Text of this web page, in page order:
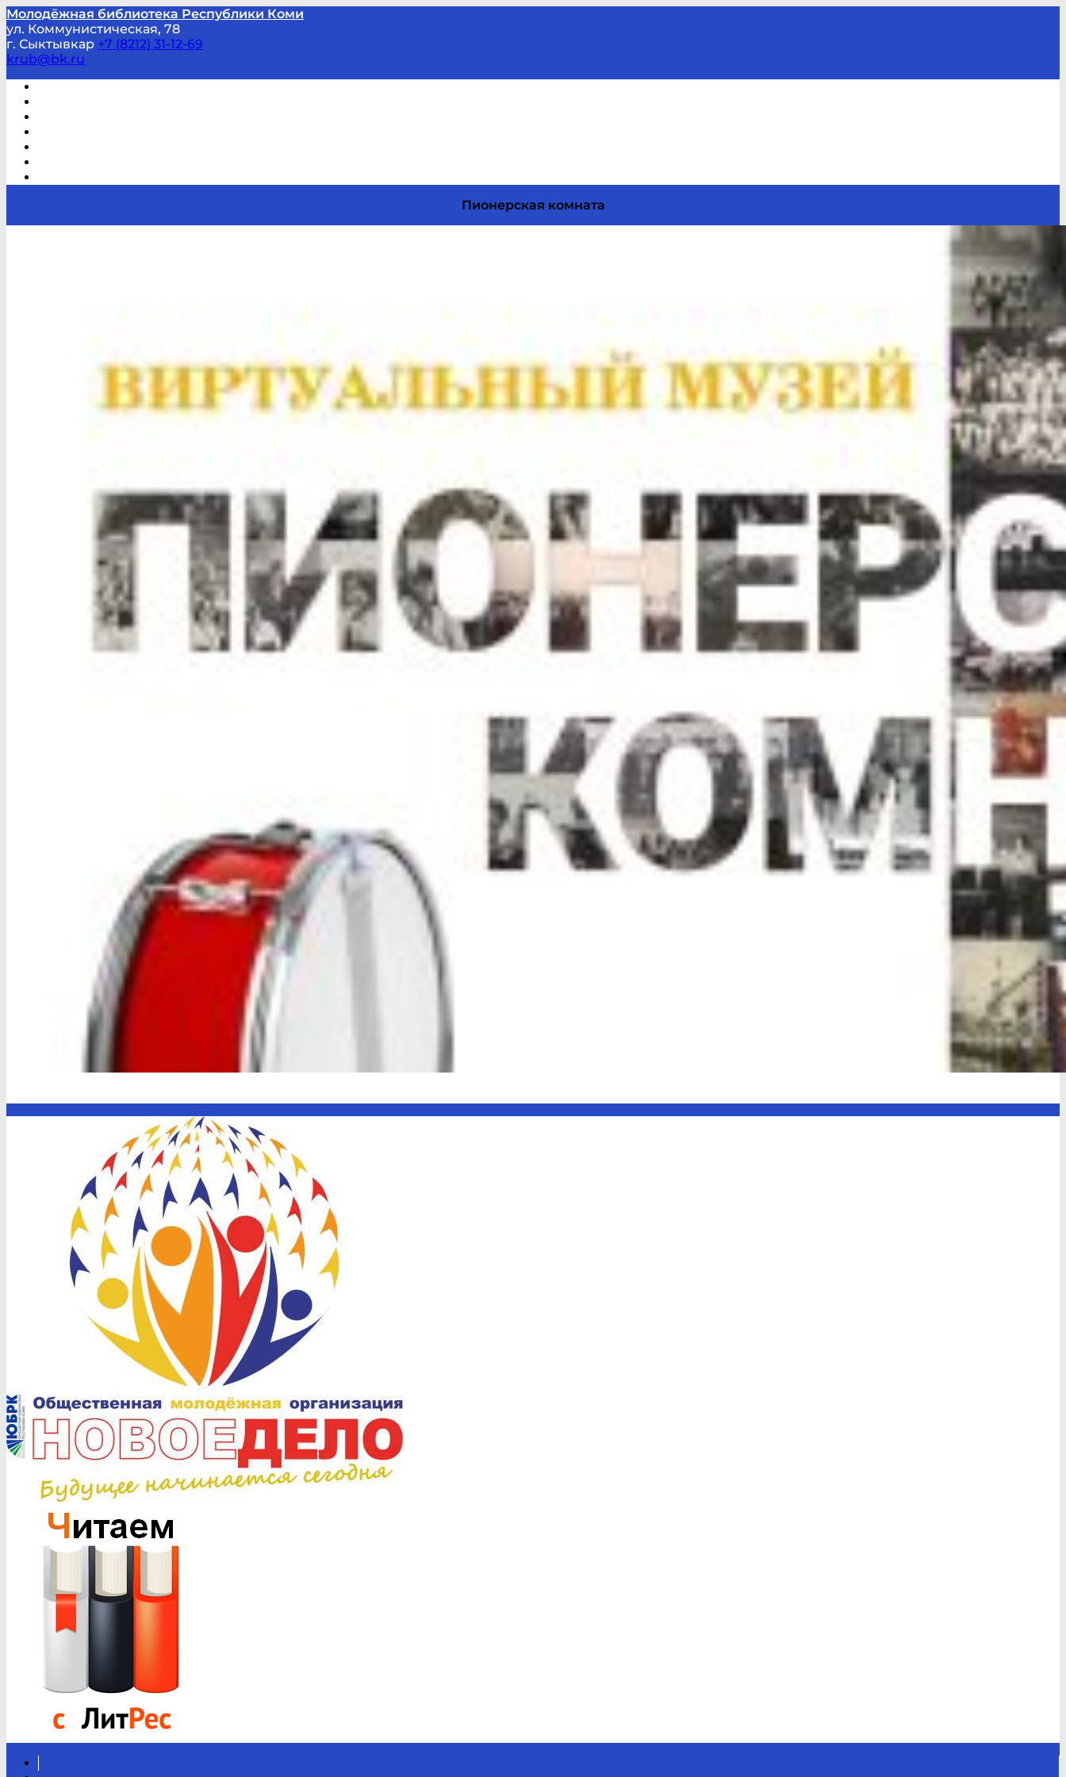
Молодёжная библиотека Республики Коми
ул. Коммунистическая, 78
г. Сыктывкар +7 (8212) 31-12-69
krub@bk.ru
Пионерская комната